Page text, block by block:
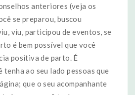
anteriores (veja os
se preparou, buscou
viu, participou de eventos, se
é bem possível que você
positiva de parto. É
tenha ao seu lado pessoas que
que o seu acompanhante